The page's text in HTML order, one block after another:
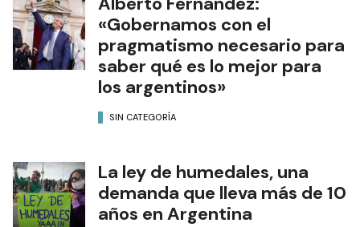
«Gobernamos con el
pragmatismo necesario para
saber qué es lo mejor para
los argentinos»
SIN CATEGORÍA
La ley de humedales, una
demanda que lleva más de 10
años en Argentina